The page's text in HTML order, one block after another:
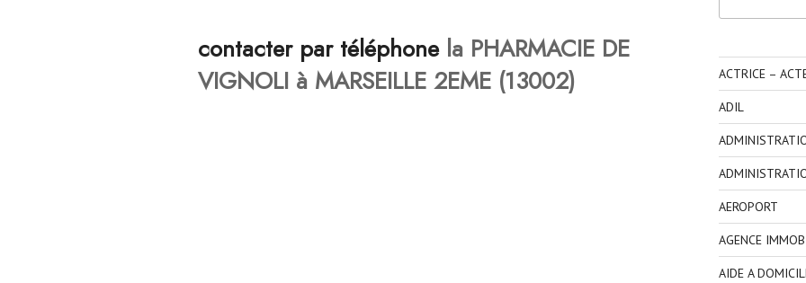
contacter par téléphonela PHARMACIE DE
VIGNOLI à MARSEILLE 2EME (13002)
ACTRICE –
ADIL
AEROPORT
AGENCE
AIDE A